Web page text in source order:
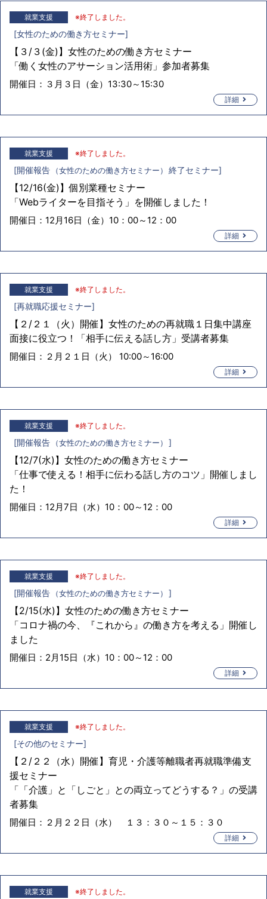
就業支援 ※終了しました。
[女性のための働き方セミナー]
【３/３(金)】女性のための働き方セミナー
「働く女性のアサーション活用術」参加者募集
開催日： ３月３日（金）13:30～15:30
詳細
就業支援 ※終了しました。
[開催報告 女性のための働き方セミナー 終了セミナー]
【12/16(金)】個別業種セミナー
「Webライターを目指そう」を開催しました！
開催日： 12月16日（金）10：00～12：00
詳細
就業支援 ※終了しました。
[再就職応援セミナー]
【２/２１（火）開催】女性のための再就職１日集中講座
面接に役立つ！「相手に伝える話し方」受講者募集
開催日： ２月２１日（火） 10:00～16:00
詳細
就業支援 ※終了しました。
[開催報告 女性のための働き方セミナー ]
【12/7(水)】女性のための働き方セミナー
「仕事で使える！相手に伝わる話し方のコツ」開催しまし
た！
開催日： 12月7日（水）10：00～12：00
詳細
就業支援 ※終了しました。
[開催報告 女性のための働き方セミナー ]
【2/15(水)】女性のための働き方セミナー
「コロナ禍の今、『これから』の働き方を考える」開催し
ました
開催日： 2月15日（水）10：00～12：00
詳細
就業支援 ※終了しました。
[その他のセミナー]
【２/２２（水）開催】育児・介護等離職者再就職準備支
援セミナー
「「介護」と「しごと」との両立ってどうする？」の受講
者募集
開催日： ２月２２日（水） １３：３０～１５：３０
詳細
就業支援 ※終了しました。